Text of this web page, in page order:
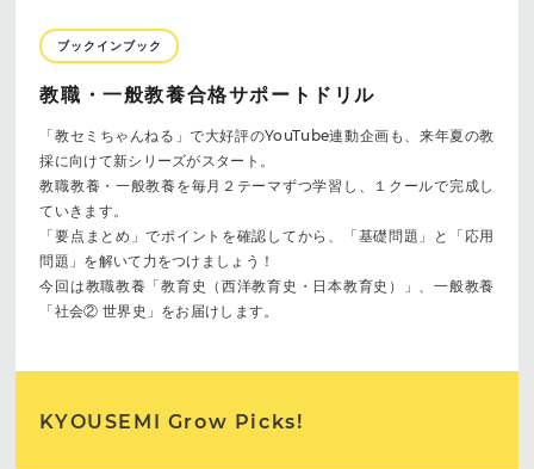
ブックインブック
教職・一般教養合格サポートドリル
「教セミちゃんねる」で大好評のYouTube連動企画も、来年夏の教
採に向けて新シリーズがスタート。
教職教養・一般教養を毎月２テーマずつ学習し、１クールで完成し
ていきます。
「要点まとめ」でポイントを確認してから、「基礎問題」と「応用
問題」を解いて力をつけましょう！
今回は教職教養「教育史（西洋教育史・日本教育史）」、一般教養
「社会② 世界史」をお届けします。
KYOUSEMI Grow Picks!